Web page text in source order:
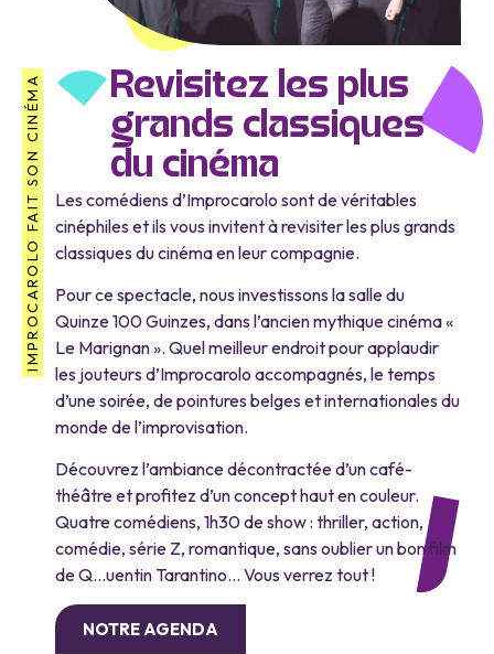
IMPROCAROLO FAIT SON CINÉMA
Revisitez les plus
grands classiques
du cinéma
Les comédiens d’Improcarolo sont de véritables
cinéphiles et ils vous invitent à revisiter les plus grands
classiques du cinéma en leur compagnie.
Pour ce spectacle, nous investissons la salle du
Quinze 100 Guinzes, dans l’ancien mythique cinéma «
Le Marignan ». Quel meilleur endroit pour applaudir
les jouteurs d’Improcarolo accompagnés, le temps
d’une soirée, de pointures belges et internationales du
monde de l’improvisation.
Découvrez l’ambiance décontractée d’un café-
théâtre et profitez d’un concept haut en couleur.
Quatre comédiens, 1h30 de show : thriller, action,
comédie, série Z, romantique, sans oublier un bon film
de Q…uentin Tarantino… Vous verrez tout !
NOTRE AGENDA